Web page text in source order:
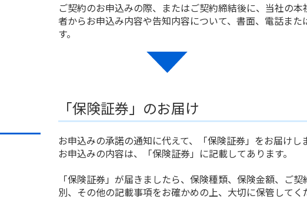
ご契約のお申込みの際、またはご契約締結後に、当社の
者からお申込み内容や告知内容について、書面、電話ま
す。
「保険証券」のお届け
お申込みの承諾の通知に代えて、「保険証券」をお届け
お申込みの内容は、「保険証券」に記載してあります。
「保険証券」が届きましたら、保険種類、保険金額、ご
別、その他の記載事項をお確かめの上、大切に保管してく